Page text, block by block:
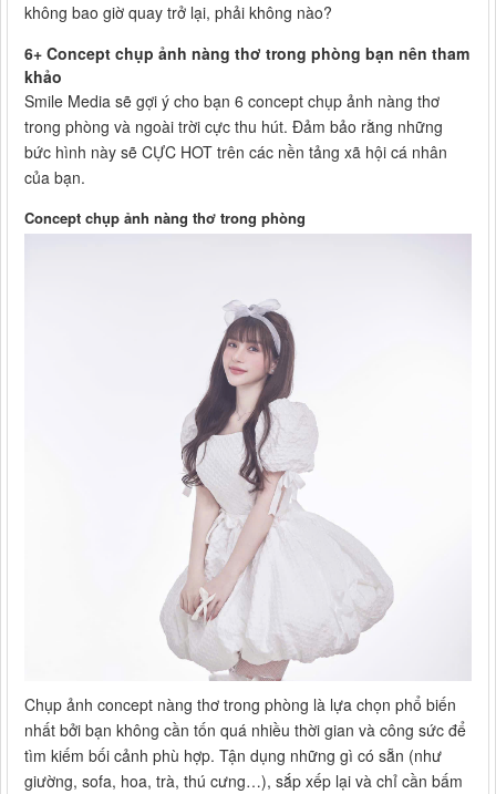
không bao giờ quay trở lại, phải không nào?
6+ Concept chụp ảnh nàng thơ trong phòng bạn nên tham
khảo
Smile Media sẽ gợi ý cho bạn 6 concept chụp ảnh nàng thơ
trong phòng và ngoài trời cực thu hút. Đảm bảo rằng những
bức hình này sẽ CỰC HOT trên các nền tảng xã hội cá nhân
của bạn.
Concept chụp ảnh nàng thơ trong phòng
Chụp ảnh concept nàng thơ trong phòng là lựa chọn phổ biến
nhất bởi bạn không cần tốn quá nhiều thời gian và công sức để
tìm kiếm bối cảnh phù hợp. Tận dụng những gì có sẵn (như
giường, sofa, hoa, trà, thú cưng…), sắp xếp lại và chỉ cần bấm